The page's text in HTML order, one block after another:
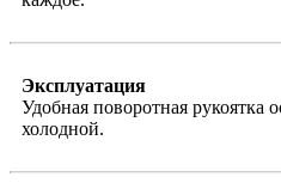
Эксплуатация
Удобная поворотная рукоятка